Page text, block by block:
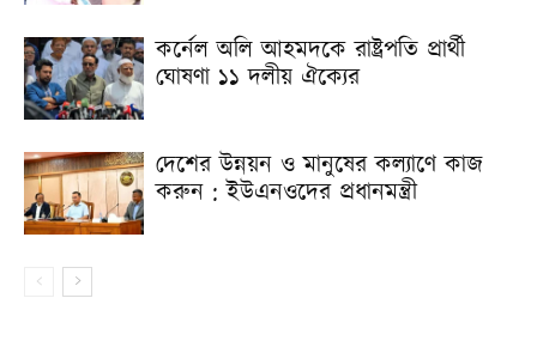
কর্নেল অলি আহমদকে রাষ্ট্রপতি প্রার্থী
ঘোষণা ১১ দলীয় ঐক্যের
দেশের উন্নয়ন ও মানুষের কল্যাণে কাজ
করুন : ইউএনওদের প্রধানমন্ত্রী